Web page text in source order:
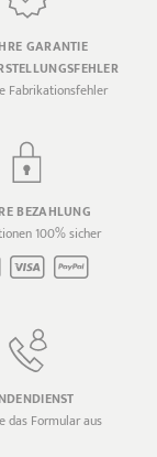
GARANTIE
Fabrikationsfehler
BEZAHLUNG
100% sicher
das Formular aus